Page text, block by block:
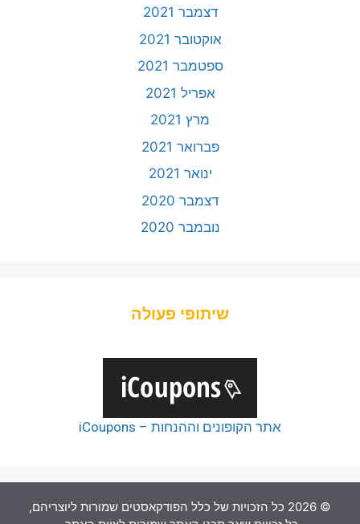
דצמבר 2021
אוקטובר 2021
ספטמבר 2021
אפריל 2021
מרץ 2021
פברואר 2021
ינואר 2021
דצמבר 2020
נובמבר 2020
שיתופי פעולה
אתר הקופונים וההנחות – iCoupons
© 2026 כל הזכויות של כלל הפודקאסטים שמורות ליוצריהם,